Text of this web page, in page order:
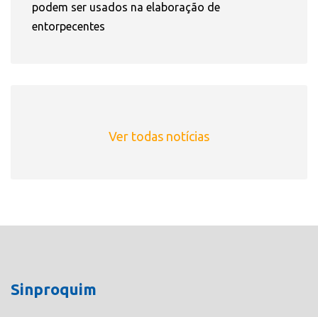
podem ser usados na elaboração de
entorpecentes
Ver todas notícias
Sinproquim